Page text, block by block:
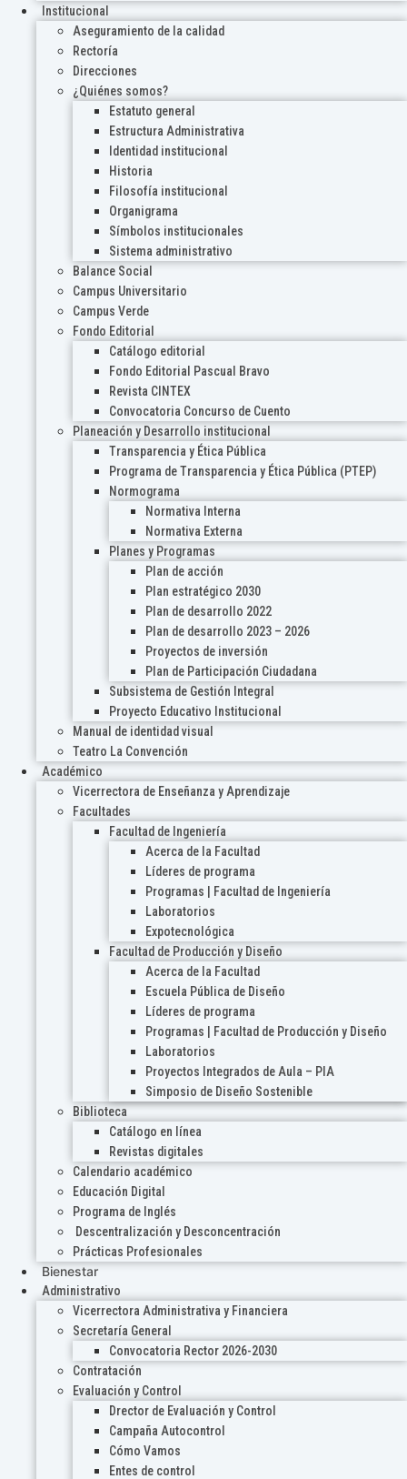
Institucional
Aseguramiento de la calidad
Rectoría
Direcciones
¿Quiénes somos?
Estatuto general
Estructura Administrativa
Identidad institucional
Historia
Filosofía institucional
Organigrama
Símbolos institucionales
Sistema administrativo
Balance Social
Campus Universitario
Campus Verde
Fondo Editorial
Catálogo editorial
Fondo Editorial Pascual Bravo
Revista CINTEX
Convocatoria Concurso de Cuento
Planeación y Desarrollo institucional
Transparencia y Ética Pública
Programa de Transparencia y Ética Pública (PTEP)
Normograma
Normativa Interna
Normativa Externa
Planes y Programas
Plan de acción
Plan estratégico 2030
Plan de desarrollo 2022
Plan de desarrollo 2023 – 2026
Proyectos de inversión
Plan de Participación Ciudadana
Subsistema de Gestión Integral
Proyecto Educativo Institucional
Manual de identidad visual
Teatro La Convención
Académico
Vicerrectora de Enseñanza y Aprendizaje
Facultades
Facultad de Ingeniería
Acerca de la Facultad
Líderes de programa
Programas | Facultad de Ingeniería
Laboratorios
Expotecnológica
Facultad de Producción y Diseño
Acerca de la Facultad
Escuela Pública de Diseño
Líderes de programa
Programas | Facultad de Producción y Diseño
Laboratorios
Proyectos Integrados de Aula – PIA
Simposio de Diseño Sostenible
Biblioteca
Catálogo en línea
Revistas digitales
Calendario académico
Educación Digital
Programa de Inglés
Descentralización y Desconcentración
Prácticas Profesionales
Bienestar
Administrativo
Vicerrectora Administrativa y Financiera
Secretaría General
Convocatoria Rector 2026-2030
Contratación
Evaluación y Control
Drector de Evaluación y Control
Campaña Autocontrol
Cómo Vamos
Entes de control